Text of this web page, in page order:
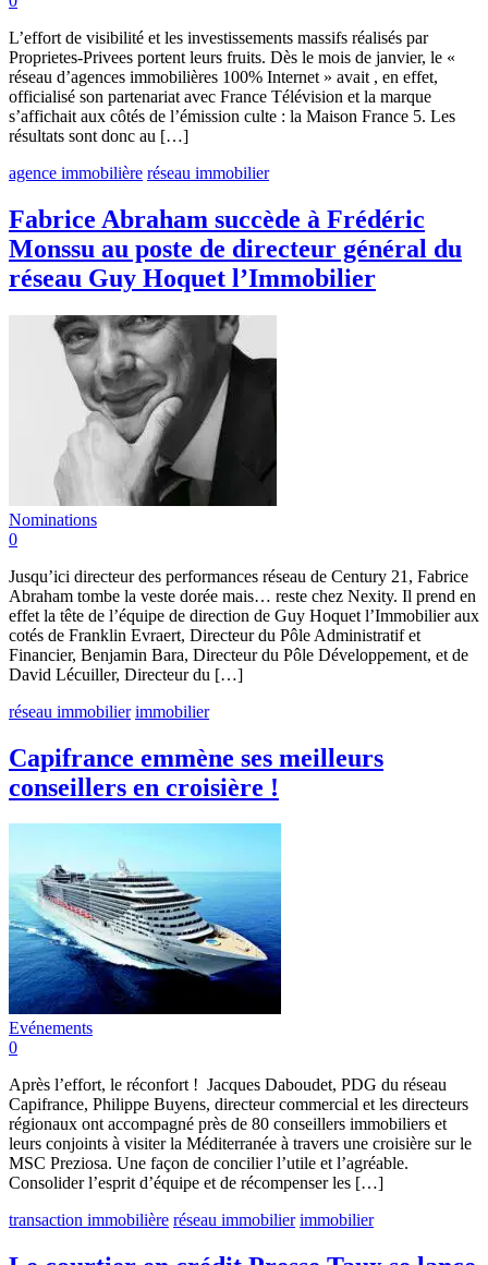
L’effort de visibilité et les investissements massifs réalisés par
Proprietes-Privees portent leurs fruits. Dès le mois de janvier, le «
réseau d’agences immobilières 100% Internet » avait , en effet,
officialisé son partenariat avec France Télévision et la marque
s’affichait aux côtés de l’émission culte : la Maison France 5. Les
résultats sont donc au […]
agence immobilière réseau immobilier
Fabrice Abraham succède à Frédéric
Monssu au poste de directeur général du
réseau Guy Hoquet l’Immobilier
Nominations
0
Jusqu’ici directeur des performances réseau de Century 21, Fabrice
Abraham tombe la veste dorée mais… reste chez Nexity. Il prend en
effet la tête de l’équipe de direction de Guy Hoquet l’Immobilier aux
cotés de Franklin Evraert, Directeur du Pôle Administratif et
Financier, Benjamin Bara, Directeur du Pôle Développement, et de
David Lécuiller, Directeur du […]
réseau immobilier immobilier
Capifrance emmène ses meilleurs
conseillers en croisière !
Evénements
0
Après l’effort, le réconfort ! Jacques Daboudet, PDG du réseau
Capifrance, Philippe Buyens, directeur commercial et les directeurs
régionaux ont accompagné près de 80 conseillers immobiliers et
leurs conjoints à visiter la Méditerranée à travers une croisière sur le
MSC Preziosa. Une façon de concilier l’utile et l’agréable.
Consolider l’esprit d’équipe et de récompenser les […]
transaction immobilière réseau immobilier immobilier